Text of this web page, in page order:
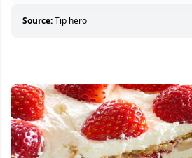
Source:Tip hero